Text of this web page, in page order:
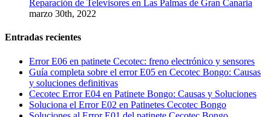
Reparación de Televisores en Las Palmas de Gran Canaria
marzo 30th, 2022
Entradas recientes
Error E06 en patinete Cecotec: freno electrónico y sensores
Guía completa sobre el error E05 en Cecotec Bongo: Causas
y soluciones definitivas
Cecotec Error E04 en Patinete Bongo: Causas y Soluciones
Soluciona el Error E02 en Patinetes Cecotec Bongo